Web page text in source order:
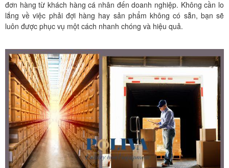
đơn hàng từ khách hàng cá nhân đến doanh nghiệp. Không cần lo
lắng về việc phải đợi hàng hay sản phẩm không có sẵn, bạn sẽ
luôn được phục vụ một cách nhanh chóng và hiệu quả.